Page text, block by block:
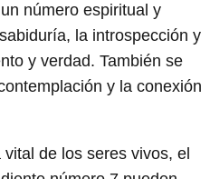
número espiritual y
la introspección y
y verdad. También se
y la conexión
de los seres vivos, el